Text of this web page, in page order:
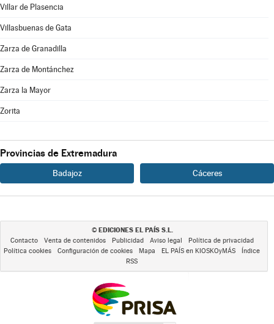
Villar de Plasencia
Villasbuenas de Gata
Zarza de Granadilla
Zarza de Montánchez
Zarza la Mayor
Zorita
Provincias de Extremadura
Badajoz Cáceres
© EDICIONES EL PAÍS S.L.
Contacto Venta de contenidos Publicidad Aviso legal
Política de privacidad
Política cookies
Configuración de cookies Mapa EL PAÍS en KIOSKOyMÁS
Índice
RSS